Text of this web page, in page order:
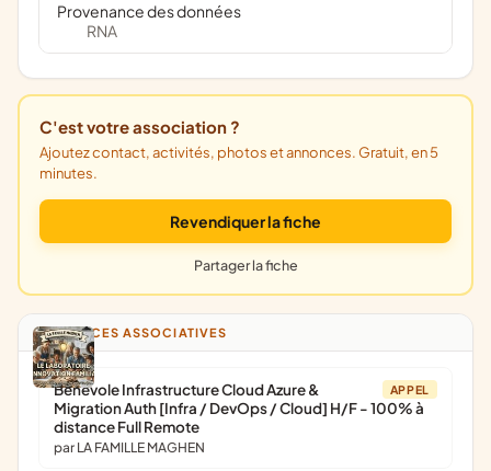
Provenance des données
RNA
C'est votre association ?
Ajoutez contact, activités, photos et annonces. Gratuit, en 5
minutes.
Revendiquer la fiche
Partager la fiche
ANNONCES ASSOCIATIVES
APPEL
Bénévole Infrastructure Cloud Azure &
Migration Auth [Infra / DevOps / Cloud] H/F - 100% à
distance Full Remote
par LA FAMILLE MAGHEN